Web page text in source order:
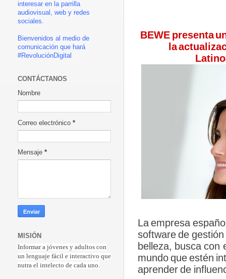
BEWE presenta
la
La empresa
software de gestión
belleza, busca con
mundoqueestén
aprender de
interesar en la parrilla
audiovisual, web y redes
sociales.
Bienvenidos al medio de
comunicación que hará
#RevoluciónDigital
CONTÁCTANOS
Nombre
Correo electrónico *
Mensaje *
MISIÓN
Informar a jóvenes y adultos con
un lenguaje fácil e interactivo que
nutra el intelecto de cada uno.